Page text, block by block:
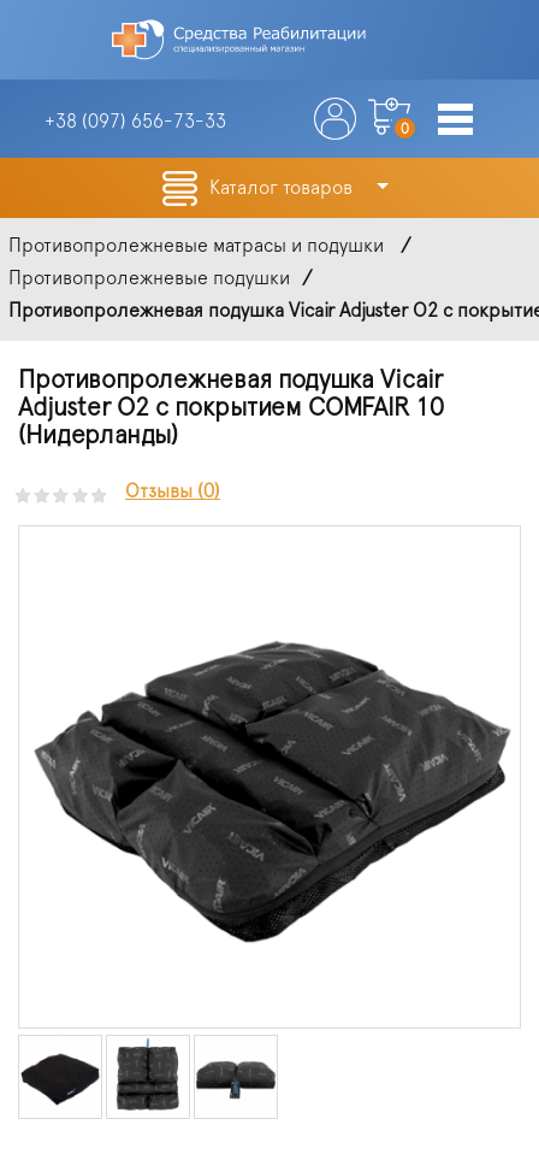
+38 (097) 656-73-33 0
Каталог товаров
Противопролежневые матрасы и подушки
Противопролежневые подушки
Противопролежневая подушка Vicair Adjuster O2 с
Противопролежневая подушка Vicair
Adjuster O2 с покрытием COMFAIR 10
(Нидерланды)
Отзывы (0)